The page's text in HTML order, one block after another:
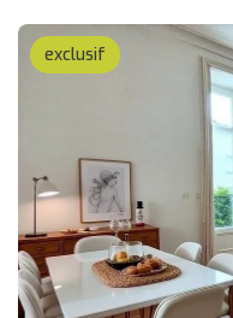
exclusif